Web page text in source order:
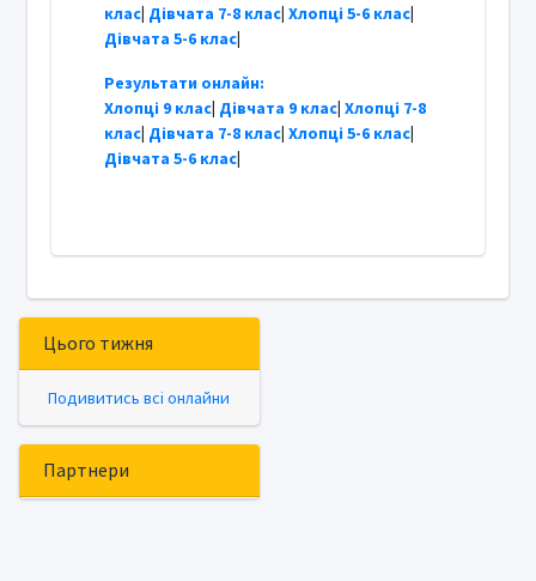
клас| Дівчата 7-8 клас| Хлопці 5-6 клас|
Дівчата 5-6 клас|
Результати онлайн:
Хлопці 9 клас| Дівчата 9 клас| Хлопці 7-8
клас| Дівчата 7-8 клас| Хлопці 5-6 клас|
Дівчата 5-6 клас|
Цього тижня
Подивитись всі онлайни
Партнери